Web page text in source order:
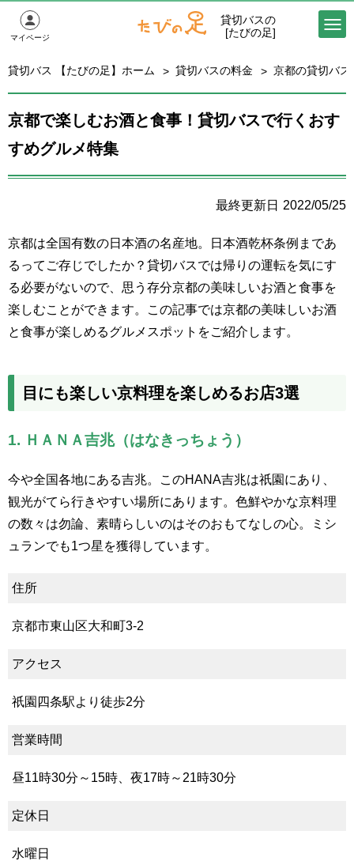
貸切バスの
[たびの足]
マイページ
貸切バス 【たびの足】ホーム 貸切バスの料金 京都の貸切バス
京都で楽しむお酒と食事！貸切バスで行くおす
すめグルメ特集
2022/05/25
京都は全国有数の日本酒の名産地。日本酒乾杯条例まであ
るってご存じでしたか？貸切バスでは帰りの運転を気にす
る必要がないので、思う存分京都の美味しいお酒と食事を
楽しむことができます。この記事では京都の美味しいお酒
と食事が楽しめるグルメスポットをご紹介します。
目にも楽しい京料理を楽しめるお店3選
1. ＨＡＮＡ吉兆（はなきっちょう）
今や全国各地にある吉兆。このHANA吉兆は祇園にあり、
観光がてら行きやすい場所にあります。色鮮やかな京料理
の数々は勿論、素晴らしいのはそのおもてなしの心。ミシ
ュランでも1つ星を獲得しています。
住所
京都市東山区大和町3-2
アクセス
祇園四条駅より徒歩2分
営業時間
昼11時30分～15時、夜17時～21時30分
定休日
水曜日